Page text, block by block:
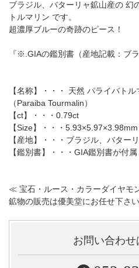
ブラジル、バターリャ鉱山産の 幻
トルマリン です。
超濃厚ブルーの奇跡のピース！
『※.GIAの鑑別書（産地記載：ブ
【名称】・・・ 天然 パライバト
（Paraiba Tourmalin）
【ct】・・・0.79ct
【Size】・・・5.93×5.97×3.98mm
【産地】・・・ブラジル、バター
【鑑別書】・・・GIA鑑別書が付属
≪ 宝石・ルース・カラーダイヤモ
鉱物の販売は優美堂にお任せ下さ
お問い合わ